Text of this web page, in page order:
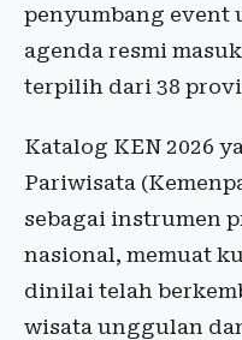
penyumbang event
agenda resmi
terpilih dari 38
Katalog KEN 2026
Pariwisata
sebagai instrumen
nasional, memuat
dinilai telah
wisata unggulan